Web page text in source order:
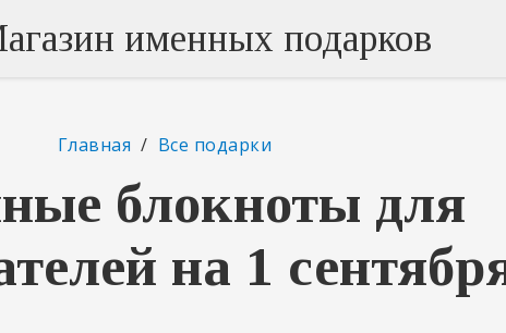
именных подарков
Главная / Все подарки
блокноты для
на 1